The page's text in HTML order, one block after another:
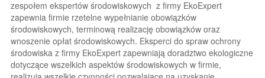
zespołem ekspertów środowiskowych z firmy EkoExpert
zapewnia firmie rzetelne wypełnianie obowiązków
środowiskowych, terminową realizację obowiązków oraz
wnoszenie opłat środowiskowych. Eksperci do spraw ochrony
środowiska z firmy EkoExpert zapewniają doradztwo ekologiczne
dotyczące wszelkich aspektów środowiskowych w firmie,